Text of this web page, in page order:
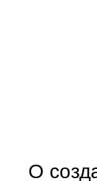
О